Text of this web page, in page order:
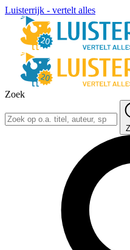
Luisterrijk - vertelt alles
Zoek